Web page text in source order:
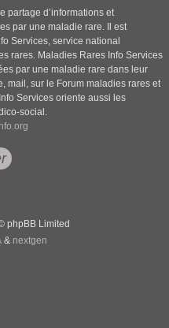
partage d’informations et
par une maladie rare. Il est
Services, service national
rares. Maladies Rares Info Services
par une maladie rare dans leur
mail, sur le Forum maladies rares et
Services oriente aussi les
social.
phpBB Limited
& nextgen